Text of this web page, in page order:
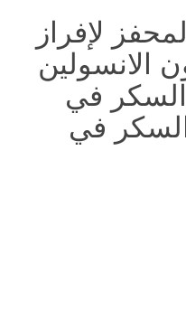
لإفراز
الانسولين
السكر في
في